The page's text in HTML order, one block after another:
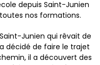
depuis Saint-Junien
nos formations.
Junien qui rêvait de
décidé de faire le trajet
il a découvert des